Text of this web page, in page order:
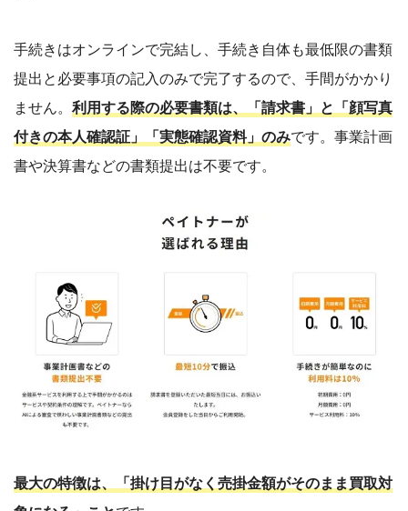
手続きはオンラインで完結し、手続き自体も最低限の書類
提出と必要事項の記入のみで完了するので、手間がかかり
ません。 利用する際の必要書類は、「請求書」と「顔写真
付きの本人確認証」「実態確認資料」のみです。事業計画
書や決算書などの書類提出は不要です。
最大の特徴は、「掛け目がなく売掛金額がそのまま買取対